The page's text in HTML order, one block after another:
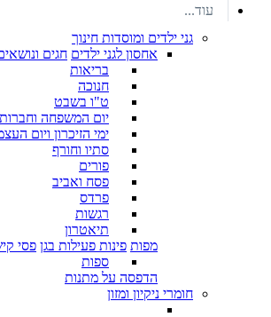
עוד...
גני ילדים ומוסדות חינוך
אחסון לגני ילדים חגים
בריאות
חנוכה
ט"ו בשבט
יום המשפחה וחברות
ימי הזיכרון ויום
סתיו וחורף
פורים
פסח ואביב
פרדס
רגשות
תיאטרון
מפות פינות פעילות בגן פסי
ספות
הדפסה על מתנות
חומרי ניקיון ומזון